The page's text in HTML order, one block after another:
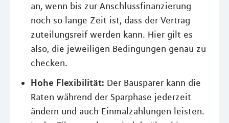
an, wenn bis zur Anschlussfinanzierung
noch so lange Zeit ist, dass der Vertrag
zuteilungsreif werden kann. Hier gilt es
also, die jeweiligen Bedingungen genau zu
checken.
Hohe Flexibilität: Der Bausparer kann die
Raten während der Sparphase jederzeit
ändern und auch Einmalzahlungen leisten.